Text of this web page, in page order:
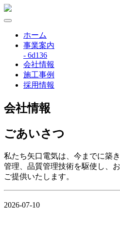
ホーム
事業案内
- 6d136
会社情報
施工事例
採用情報
会社情報
ごあいさつ
私たち矢口電気は、今までに築
管理、品質管理技術を駆使し、
ご提供いたします。
2026-07-10